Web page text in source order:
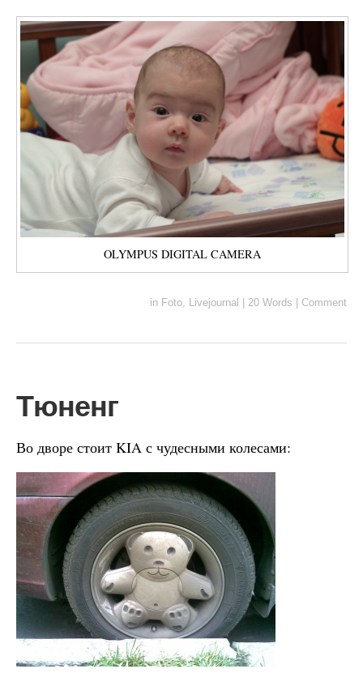
OLYMPUS DIGITAL CAMERA
in Foto Livejournal 20 Words Comment
Тюненг
Во дворе стоит KIA с чудесными колесами: